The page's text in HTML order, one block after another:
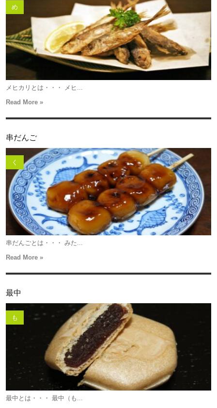
め
メヒカリとは・・・ メヒ...
Read More »
串だんご
く
串だんごとは・・・ みた...
Read More »
最中
も
最中とは・・・ 最中（も...